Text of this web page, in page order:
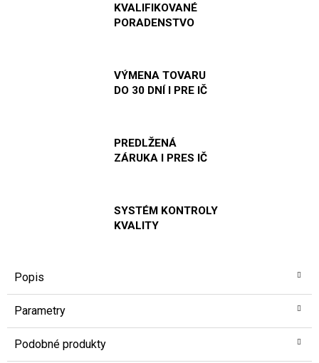
KVALIFIKOVANÉ
PORADENSTVO
VÝMENA TOVARU
DO 30 DNÍ I PRE IČ
PREDLŽENÁ
ZÁRUKA I PRES IČ
SYSTÉM KONTROLY
KVALITY
Popis
Parametry
Podobné produkty